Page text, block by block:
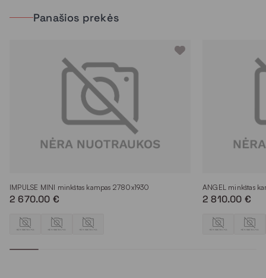
Panašios prekės
IMPULSE MINI minkštas kampas 2780x1930
2 670.00 €
ANGEL minkštas
2 810.00 €